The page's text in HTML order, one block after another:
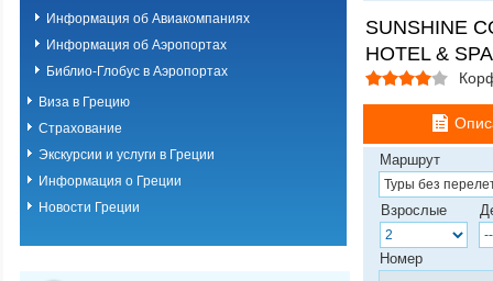
Информация об Авиакомпаниях
Информация об Аэропортах
Библио-Глобус в Аэропортах
Виза в Грецию
Страхование
Экскурсии и услуги в Греции
Информация о Греции
Новости Греции
SUNSHINE
HOTEL &
Маршрут
Взрослые
Номер